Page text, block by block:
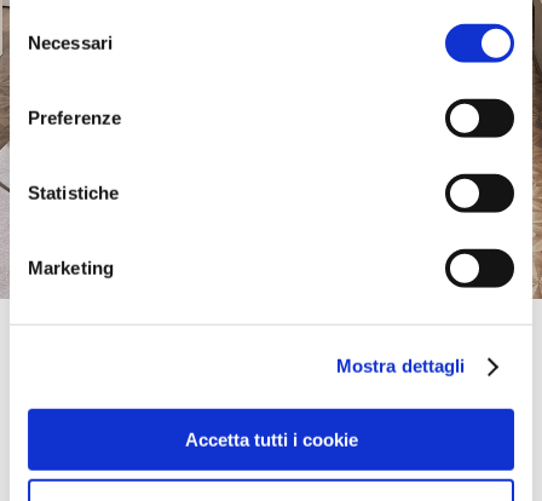
Selezione
del
consenso
Necessari
Preferenze
Statistiche
Marketing
Mostra dettagli
Accetta tutti i cookie
Top Interieur | Zandhoven
2240, ZANDHOVEN, ANTWERPEN-ANVERS, Belgium
Saturday: 10:00 AM - 06:00 PM
take me here